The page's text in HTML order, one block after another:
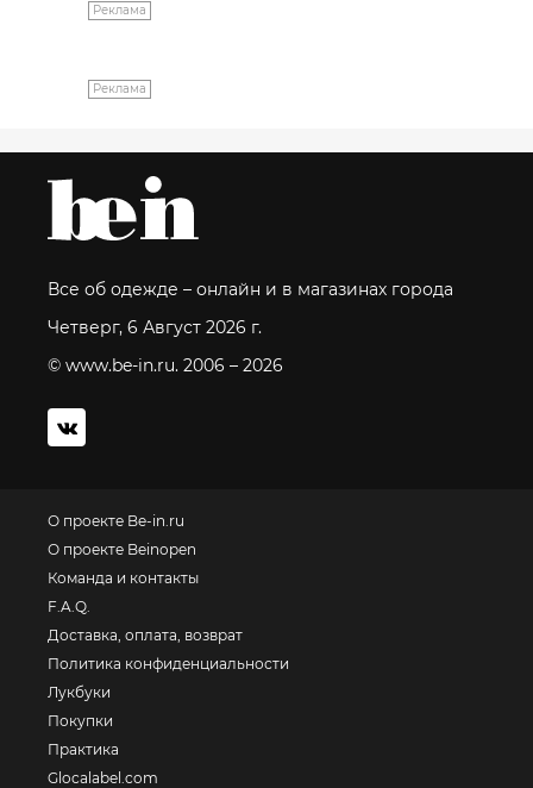
Реклама
Реклама
Все об одежде – онлайн и в магазинах города
Четверг, 6 Август 2026 г.
© www.be-in.ru. 2006 – 2026
О проекте Be-in.ru
О проекте Beinopen
Команда и контакты
F.A.Q.
Доставка, оплата, возврат
Политика конфиденциальности
Лукбуки
Покупки
Практика
Glocalabel.com